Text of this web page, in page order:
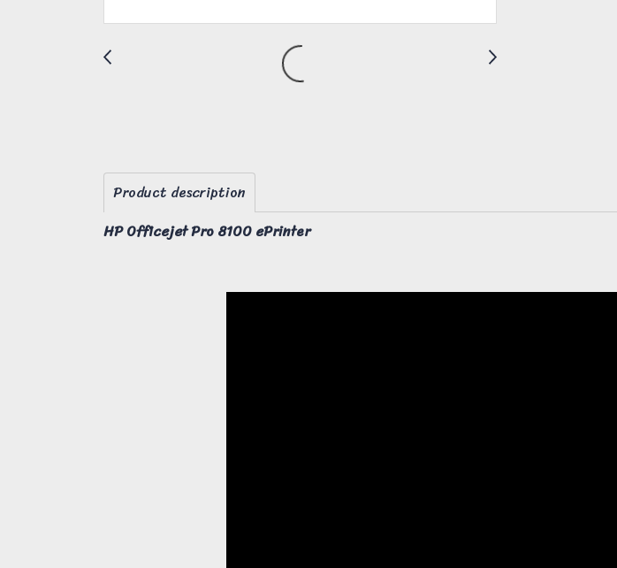
Product description
HP Officejet Pro 8100 ePrinter